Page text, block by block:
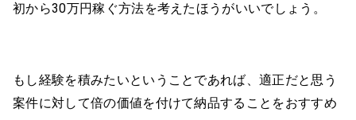
初から30万円稼ぐ方法を考えたほうがいいでしょう。
もし経験を積みたいということであれば、適正だと思う
案件に対して倍の価値を付けて納品することをおすすめ